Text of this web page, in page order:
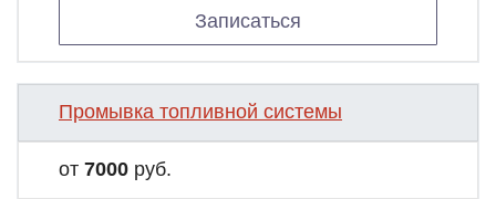
Записаться
Промывка топливной системы
от 7000 руб.